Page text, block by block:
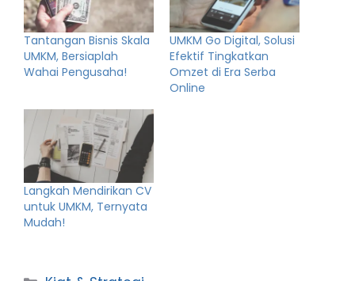
Tantangan Bisnis Skala
UMKM, Bersiaplah
Wahai Pengusaha!
UMKM Go Digital, Solusi
Efektif Tingkatkan
Omzet di Era Serba
Online
Langkah Mendirikan CV
untuk UMKM, Ternyata
Mudah!